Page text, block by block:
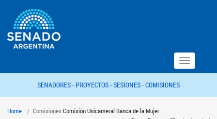
Toggle
navigation
SENADORES - PROYECTOS -SESIONES -COMISIONES
Home Comisiones Comisión Unicameral Banca de la Mujer